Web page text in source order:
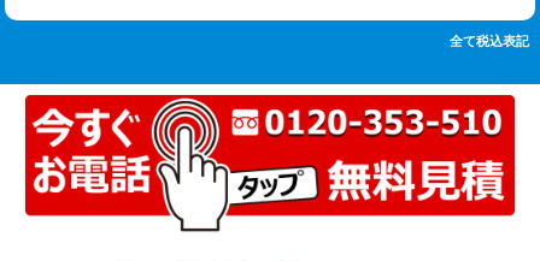
マス交換（土の掘削・埋め戻し作業） 11,000円~
マス交換（深さ50㎝以上） 66,000円
コンクリート斫り（厚さ10㎝まで） 27,500円
コンクリート斫り（厚さ10㎝超え） 38,500円
トーラー機使用/3mまで 33,000円
追加トーラー機使用/3m超え +3,300円
カメラ調査 33,000円
全て税込表記